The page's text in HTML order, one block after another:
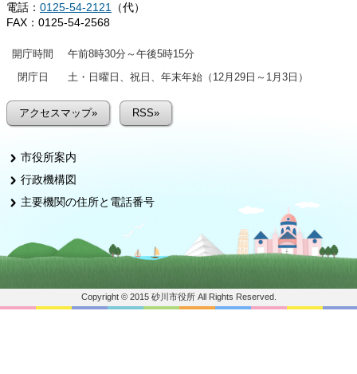
電話： 0125-54-2121
（代）
FAX：0125-54-2568
開庁時間
午前8時30分～午後5時15分
閉庁日
土・日曜日、祝日、年末年始（12月29日～1月3日）
アクセスマップ» RSS»
市役所案内
行政機構図
主要機関の住所と電話番号
Copyright © 2015 砂川市役所 All Rights Reserved.